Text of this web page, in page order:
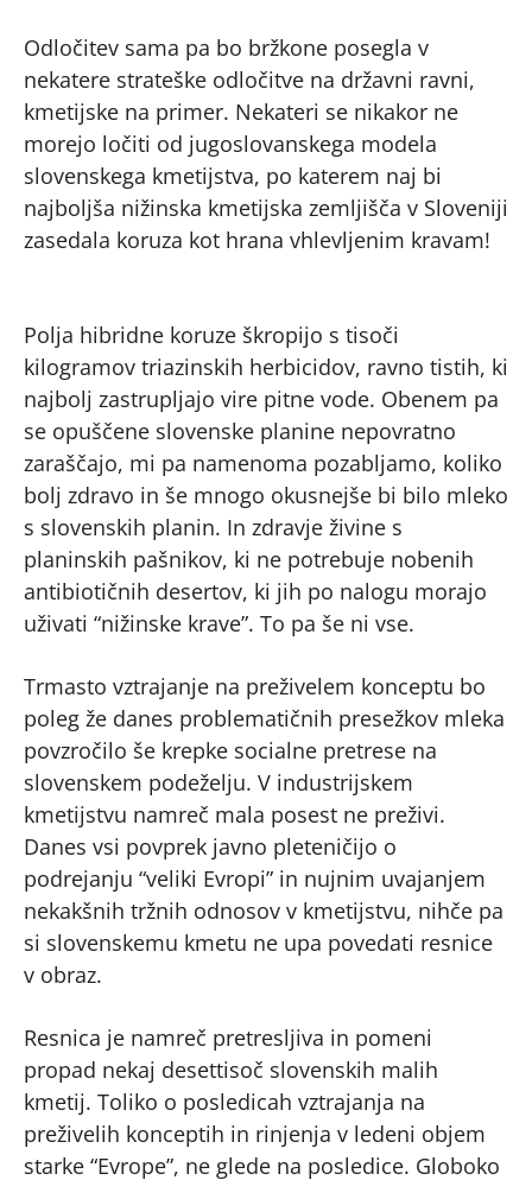
Odločitev sama pa bo bržkone posegla v
nekatere strateške odločitve na državni ravni,
kmetijske na primer. Nekateri se nikakor ne
morejo ločiti od jugoslovanskega modela
slovenskega kmetijstva, po katerem naj bi
najboljša nižinska kmetijska zemljišča v Sloveniji
zasedala koruza kot hrana vhlevljenim kravam!
Polja hibridne koruze škropijo s tisoči
kilogramov triazinskih herbicidov, ravno tistih, ki
najbolj zastrupljajo vire pitne vode. Obenem pa
se opuščene slovenske planine nepovratno
zaraščajo, mi pa namenoma pozabljamo, koliko
bolj zdravo in še mnogo okusnejše bi bilo mleko
s slovenskih planin. In zdravje živine s
planinskih pašnikov, ki ne potrebuje nobenih
antibiotičnih desertov, ki jih po nalogu morajo
uživati “nižinske krave”. To pa še ni vse.
Trmasto vztrajanje na preživelem konceptu bo
poleg že danes problematičnih presežkov mleka
povzročilo še krepke socialne pretrese na
slovenskem podeželju. V industrijskem
kmetijstvu namreč mala posest ne preživi.
Danes vsi povprek javno pleteničijo o
podrejanju “veliki Evropi” in nujnim uvajanjem
nekakšnih tržnih odnosov v kmetijstvu, nihče pa
si slovenskemu kmetu ne upa povedati resnice
v obraz.
Resnica je namreč pretresljiva in pomeni
propad nekaj desettisoč slovenskih malih
kmetij. Toliko o posledicah vztrajanja na
preživelih konceptih in rinjenja v ledeni objem
starke “Evrope”, ne glede na posledice. Globoko